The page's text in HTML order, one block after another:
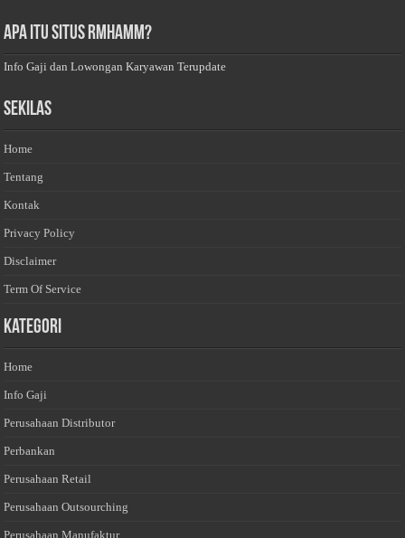
Apa Itu Situs Rmhamm?
Info Gaji dan Lowongan Karyawan Terupdate
Sekilas
Home
Tentang
Kontak
Privacy Policy
Disclaimer
Term Of Service
Kategori
Home
Info Gaji
Perusahaan Distributor
Perbankan
Perusahaan Retail
Perusahaan Outsourching
Perusahaan Manufaktur